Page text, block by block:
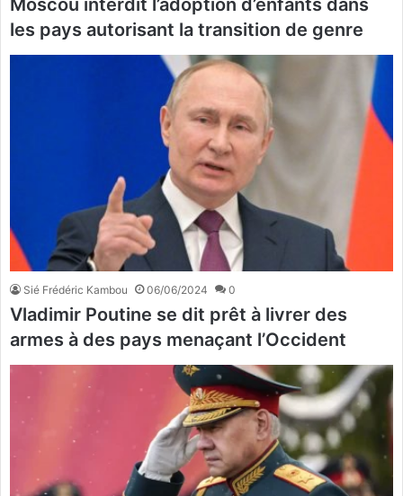
Moscou interdit l’adoption d’enfants dans
les pays autorisant la transition de genre
Sié Frédéric Kambou 06/06/2024 0
Vladimir Poutine se dit prêt à livrer des
armes à des pays menaçant l’Occident